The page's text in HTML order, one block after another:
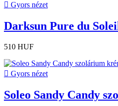
 Gyors nézet
Darksun Pure du
510 HUF
 Gyors nézet
Soleo Sandy Candy